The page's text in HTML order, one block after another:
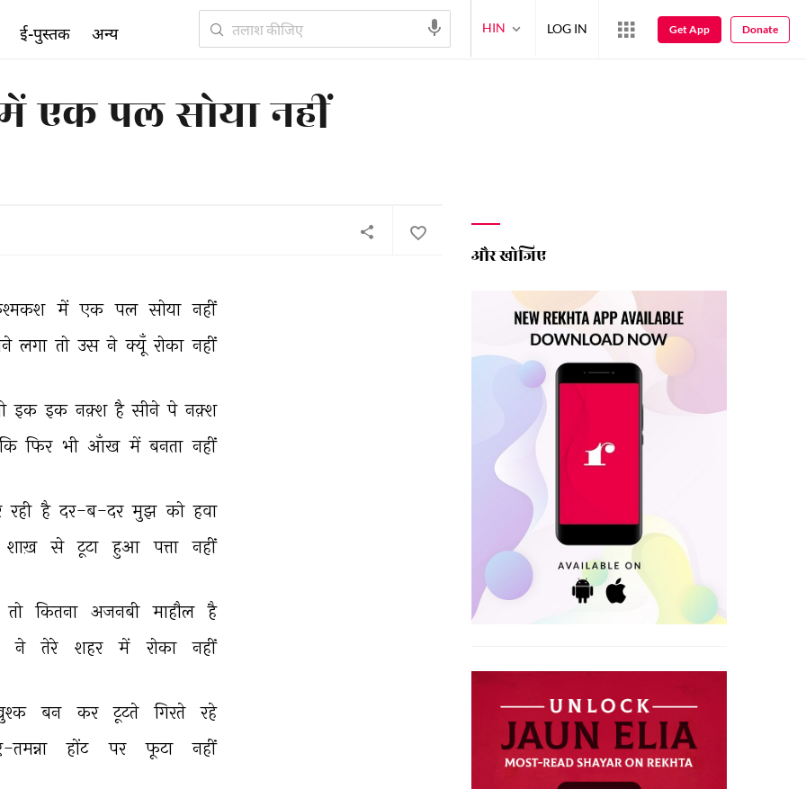
एक पल सोया नहीं
में एक पल सोया नहीं
लगा तो उस ने क्यूँ रोका नहीं
इक इक नक़्श है सीने पे नक़्श
फिर भी आँख में बनता नहीं
रही है दर-ब-दर मुझ को हवा
शाख़ से टूटा हुआ पत्ता नहीं
तो कितना अजनबी माहौल है
ने तेरे शहर में रोका नहीं
बन कर टूटते गिरते
रहे
होंट पर फूटा नहीं
और खोजिए
ई-पुस्तक अन्य HIN LOG IN Get App Donate